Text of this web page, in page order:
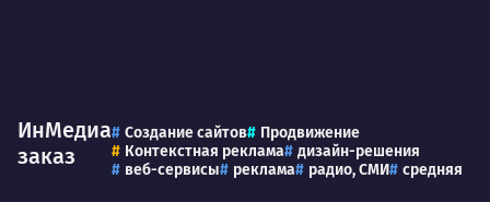
ИнМедиа
заказ
Создание сайтов
Продвижение
Контекстная реклама
дизайн-решения
веб-сервисы
реклама радио, СМИ средняя